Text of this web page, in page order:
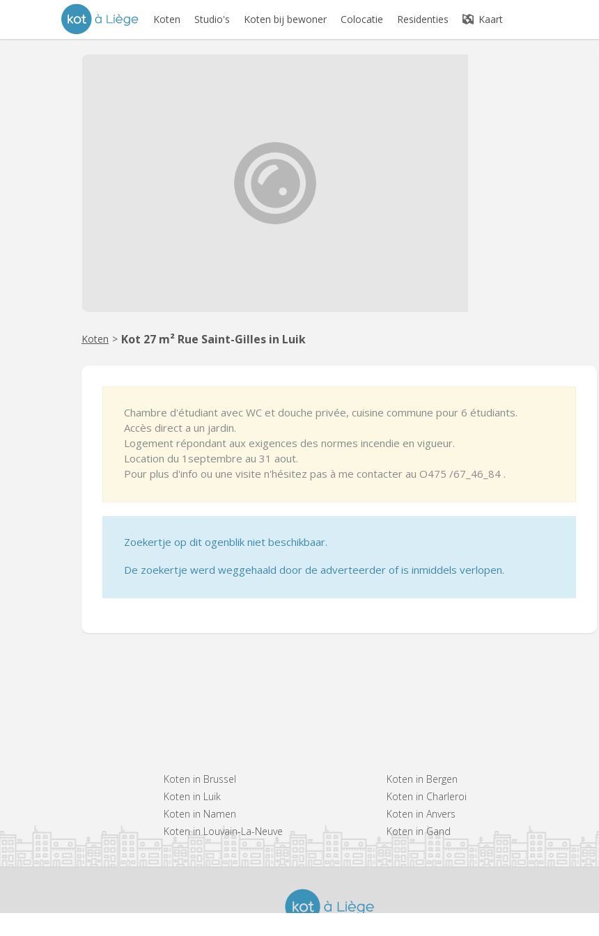
Koten Studio's Koten bij bewoner Colocatie Residenties Kaart
Koten > Kot 27 m² Rue Saint-Gilles in Luik
Chambre d'étudiant avec WC et douche privée, cuisine commune pour 6 étudiants.
Accès direct a un jardin.
Logement répondant aux exigences des normes incendie en vigueur.
Location du 1septembre au 31 aout.
Pour plus d'info ou une visite n'hésitez pas à me contacter au O475 /67_46_84 .
Zoekertje op dit ogenblik niet beschikbaar.
De zoekertje werd weggehaald door de adverteerder of is inmiddels verlopen.
Koten in Brussel
Koten in Luik
Koten in Namen
Koten in Louvain-La-Neuve
Koten in Bergen
Koten in Charleroi
Koten in Anvers
Koten in Gand